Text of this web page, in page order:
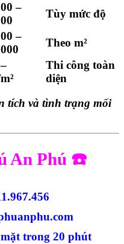
–
Tùy mức độ
–
Theo m²
Thi công toàn
diện
tích và tình trạng mối
An Phú ☎️
trong 20 phút